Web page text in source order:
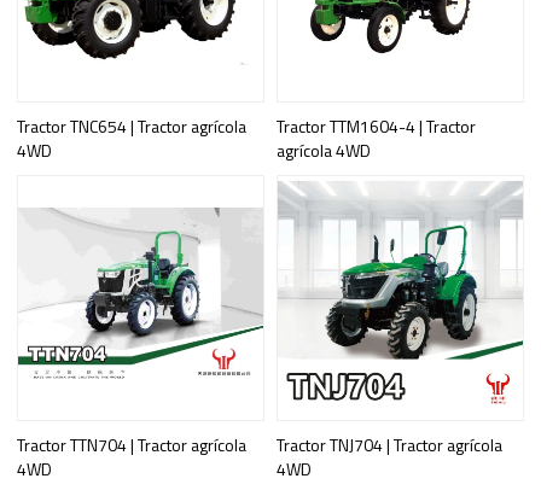
Tractor TNC654 | Tractor agrícola
4WD
Tractor TTM1604-4 | Tractor
agrícola 4WD
Tractor TTN704 | Tractor agrícola
4WD
Tractor TNJ704 | Tractor agrícola
4WD